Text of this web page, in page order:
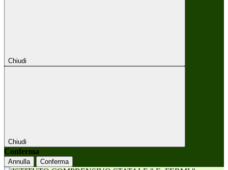
Chiudi
Chiudi
Conferma
Annulla Conferma